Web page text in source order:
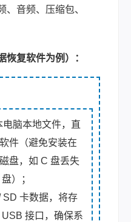
、音频、压缩包、
恢复软件为例）：
脑本地文件，直
件（避免安装在
盘，如 C 盘丢失
）；
SD 卡数据，将存
接口，确保系